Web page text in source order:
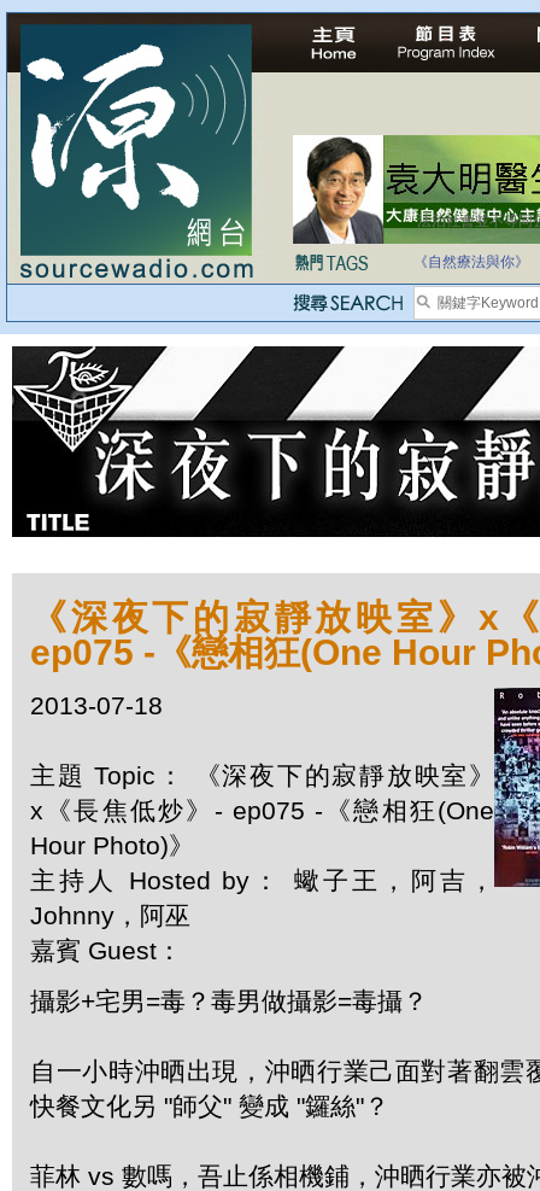
法治社會並不等同
《自然療法與你》
《深夜下的寂靜放映室》x
ep075 -《戀相狂(One Hour
2013-07-18
主題 Topic： 《深夜下的寂靜放映室》
x《長焦低炒》- ep075 -《戀相狂(One
Hour Photo)》
主持人 Hosted by： 蠍子王，阿吉，
Johnny，阿巫
嘉賓 Guest：
攝影+宅男=毒？毒男做攝影=毒攝？
自一小時沖晒出現，沖晒行業己面對著翻雲
快餐文化另 "師父" 變成 "鑼絲"？
菲林 vs 數嗎，吾止係相機鋪，沖晒行業亦